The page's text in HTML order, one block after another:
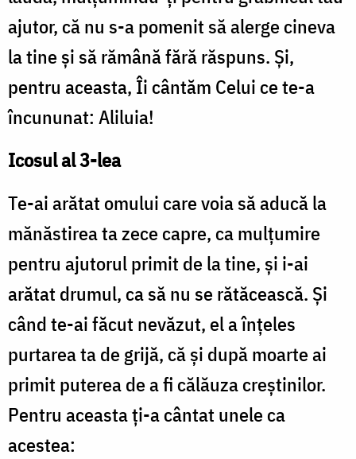
ajutor, că nu s-a pomenit să alerge cineva
la tine şi să rămână fără răspuns. Şi,
pentru aceasta, Îi cântăm Celui ce te-a
încununat: Aliluia!
Icosul al 3-lea
Te-ai arătat omului care voia să aducă la
mănăstirea ta zece capre, ca mulţumire
pentru ajutorul primit de la tine, şi i-ai
arătat drumul, ca să nu se rătăcească. Şi
când te-ai făcut nevăzut, el a înţeles
purtarea ta de grijă, că şi după moarte ai
primit puterea de a fi călăuza creştinilor.
Pentru aceasta ţi-a cântat unele ca
acestea: